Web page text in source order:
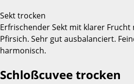
Sekt trocken
Erfrischender Sekt mit klarer Frucht
Pfirsich. Sehr gut ausbalanciert.
harmonisch.
Schloßcuvee trocken